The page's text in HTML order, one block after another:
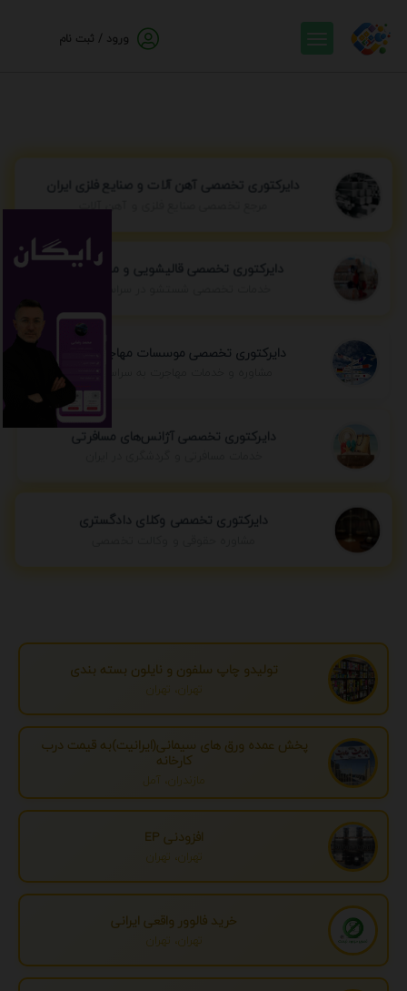
ورود / ثبت نام
دایرکتوری تخصصی آهن آلات و صنایع فلزی ایران
مرجع تخصصی صنایع فلزی و آهن آلات
دایرکتوری تخصصی قالیشویی و مبل شویی
دایرکتوری تخصصی موسسات مهاجرتی ایران
مشاوره و خدمات مهاجرت به سراسر جهان
دایرکتوری تخصصی آژانس‌های مسافرتی
دایرکتوری تخصصی وکلای دادگستری
تولیدو چاپ سلفون و نایلون بسته بندی
تهران، تهران
پخش عمده ورق های سیمانی(ایرانیت)به قیمت درب
کارخانه
مازندران، آمل
افزودنی EP
تهران، تهران
خرید فالوور واقعی ایرانی
تهران، تهران